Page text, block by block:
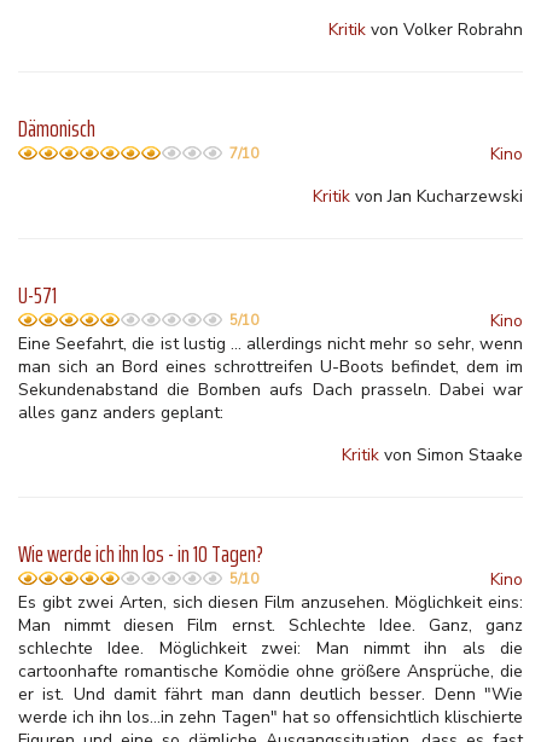
Kritik von Volker Robrahn
Dämonisch
7/10
Kino
Kritik von Jan Kucharzewski
U-571
5/10
Kino
Eine Seefahrt, die ist lustig ... allerdings nicht mehr so sehr, wenn
man sich an Bord eines schrottreifen U-Boots befindet, dem im
Sekundenabstand die Bomben aufs Dach prasseln. Dabei war
alles ganz anders geplant:
Kritik von Simon Staake
Wie werde ich ihn los - in 10 Tagen?
5/10
Kino
Es gibt zwei Arten, sich diesen Film anzusehen. Möglichkeit eins:
Man nimmt diesen Film ernst. Schlechte Idee. Ganz, ganz
schlechte Idee. Möglichkeit zwei: Man nimmt ihn als die
cartoonhafte romantische Komödie ohne größere Ansprüche, die
er ist. Und damit fährt man dann deutlich besser. Denn "Wie
werde ich ihn los...in zehn Tagen" hat so offensichtlich klischierte